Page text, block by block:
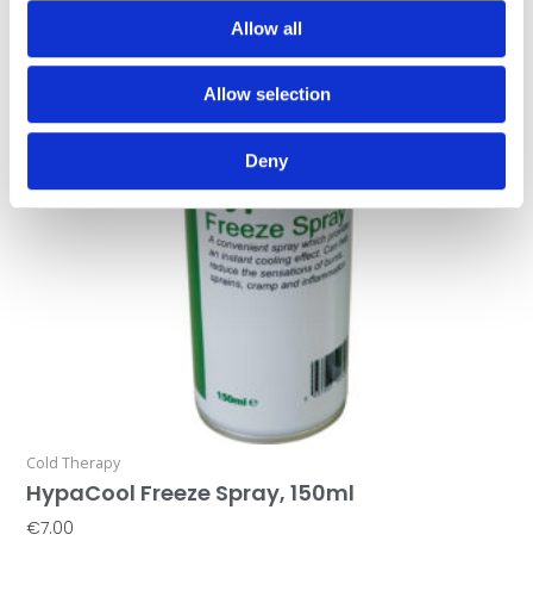
Allow all
Allow selection
Deny
Cold Therapy
HypaCool Freeze Spray, 150ml
€7.00